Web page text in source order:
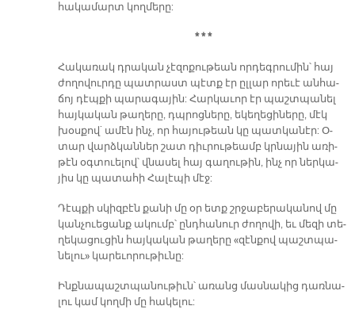
հա­կա­մարտ կող­մե­րը:
* * *
Հա­կա­ռակ դրա­կան չէ­զո­քու­թեան որ­դեգ­րու­մին՝ հայ
ժո­ղո­վուր­դը պատ­րաստ պէտք էր ըլ­լար ո­րե­ւէ ան­հա­
ճոյ դէպ­քի պա­րա­գա­յին: Հար­կա­ւոր էր պաշտ­պա­նել
հայ­կա­կան թա­ղե­րը, դպրոց­նե­րը, ե­կե­ղե­ցի­նե­րը, մէկ
խօս­քով` ա­մէն ինչ, որ հա­յու­թեան կը պատ­կա­նէր: Օ­
տար վարձ­կան­ներ շատ դիւ­րու­թեամբ կրնա­յին ա­ռի­
թէն օգ­տուե­լով՝ վնա­սել հայ գա­ղու­թին, ինչ որ ներ­կա­
յիս կը պա­տա­հի Հա­լէ­պի մէջ:
Դէպ­քի սկիզ­բէն քա­նի մը օր ետք շրջա­բե­րա­կա­նով մը
կան­չուե­ցանք ա­կումբ՝ ընդ­հա­նուր ժո­ղո­վի, եւ մե­զի տե­
ղե­կա­ցու­ցին հայ­կա­կան թա­ղե­րը «զէն­քով պաշտ­պա­
նե­լու» կա­րե­ւո­րու­թիւ­նը:
Ինք­նա­պաշտ­պա­նու­թիւն՝ ա­ռանց մաս­նա­կից դառ­նա­
լու կամ կող­մի մը հա­կե­լու: